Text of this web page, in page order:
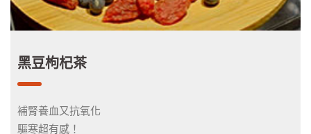
黑豆枸杞茶
補腎養血又抗氧化
驅寒超有感！